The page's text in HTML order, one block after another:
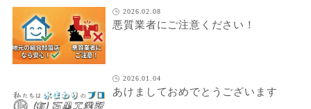
2026.02.08
悪質業者にご注意ください！
2026.01.04
あけましておめでとうございます